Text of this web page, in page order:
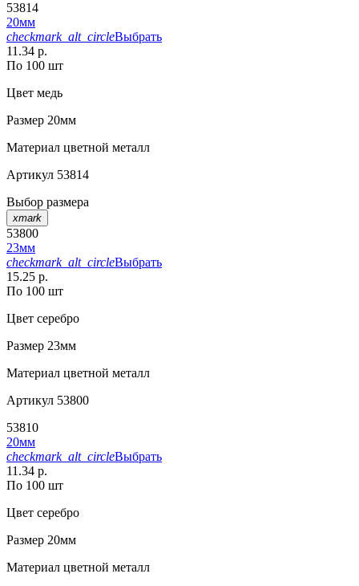
53814
20мм
checkmark_alt_circleВыбрать
11.34 р.
По 100 шт
Цвет медь
Размер 20мм
Материал цветной металл
Артикул 53814
Выбор размера
xmark
53800
23мм
checkmark_alt_circleВыбрать
15.25 р.
По 100 шт
Цвет серебро
Размер 23мм
Материал цветной металл
Артикул 53800
53810
20мм
checkmark_alt_circleВыбрать
11.34 р.
По 100 шт
Цвет серебро
Размер 20мм
Материал цветной металл